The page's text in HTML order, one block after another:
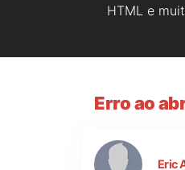
HTML e
Erro ao
Eric